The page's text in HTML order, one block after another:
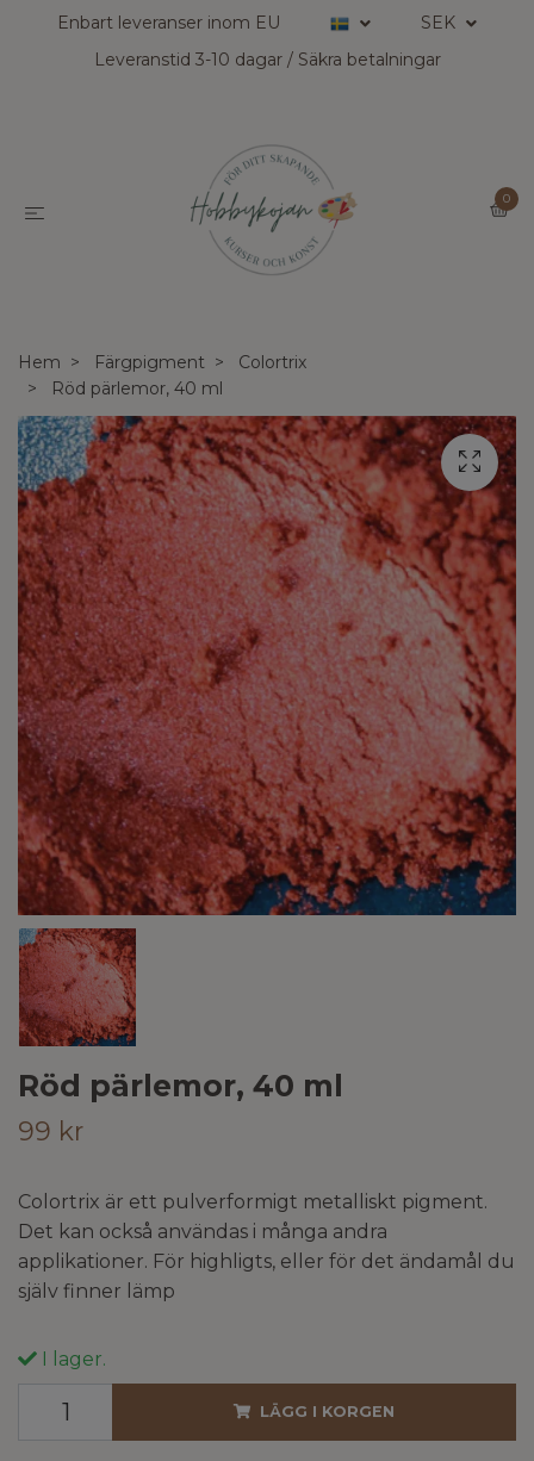
Enbart leveranser inom EU
SEK
Leveranstid 3-10 dagar / Säkra betalningar
0
Hem Färgpigment
Colortrix
Röd pärlemor, 40 ml
Röd pärlemor, 40 ml
99 kr
Colortrix är ett pulverformigt metalliskt pigment.
Det kan också användas i många andra
applikationer. För highligts, eller för det ändamål du
själv finner lämp
I lager.
LÄGG I KORGEN